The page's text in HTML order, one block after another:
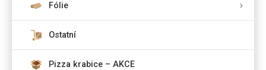
Fólie
Ostatní
Pizza krabice – AKCE